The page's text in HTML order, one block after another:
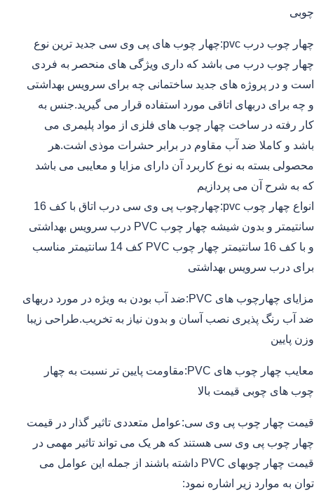
چوبی
چهار چوب درب pvc:چهار چوب های پی وی سی جدید ترین نوع
چهار چوب درب می باشد که داری ویژگی های منحصر به فردی
است و در پروژه های جدید ساختمانی چه برای سرویس بهداشتی
و چه برای دربهای اتاقی مورد استفاده قرار می گیرید.جنس به
کار رفته در ساخت چهار چوب های فلزی از مواد پلیمری می
باشد و کاملا ضد آب مقاوم در برابر حشرات موذی اشت.هر
محصولی بسته به نوع کاربرد آن دارای مزایا و معایبی می باشد
که به شرح آن می پردازیم
انواع چهار چوب pvc:چهارچوب پی وی سی درب اتاق با کف 16
سانتیمتر و بدون شیشه چهار چوب PVC درب سرویس بهداشتی
و با کف 16 سانتیمتر چهار چوب PVC کف 14 سانتیمتر مناسب
برای درب سرویس بهداشتی
مزایای چهارچوب های PVC:ضد آب بودن به ویژه در مورد دربهای
ضد آب رنگ پذیری نصب آسان و بدون نیاز به تخریب.طراحی زیبا
وزن پایین
معایب چهار چوب های PVC:مقاومت پایین تر نسبت به چهار
چوب های چوبی قیمت بالا
قیمت چهار چوب پی وی سی:عوامل متعددی تاثیر گذار در قیمت
چهار چوب پی وی سی هستند که هر یک می تواند تاثیر مهمی در
قیمت چهار چوبهای PVC داشته باشند از جمله این عوامل می
توان به موارد زیر اشاره نمود: